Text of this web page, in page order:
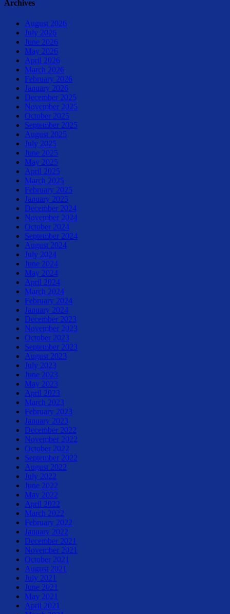
Archives
August 2026
July 2026
June 2026
May 2026
April 2026
March 2026
February 2026
January 2026
December 2025
November 2025
October 2025
September 2025
August 2025
July 2025
June 2025
May 2025
April 2025
March 2025
February 2025
January 2025
December 2024
November 2024
October 2024
September 2024
August 2024
July 2024
June 2024
May 2024
April 2024
March 2024
February 2024
January 2024
December 2023
November 2023
October 2023
September 2023
August 2023
July 2023
June 2023
May 2023
April 2023
March 2023
February 2023
January 2023
December 2022
November 2022
October 2022
September 2022
August 2022
July 2022
June 2022
May 2022
April 2022
March 2022
February 2022
January 2022
December 2021
November 2021
October 2021
August 2021
July 2021
June 2021
May 2021
April 2021